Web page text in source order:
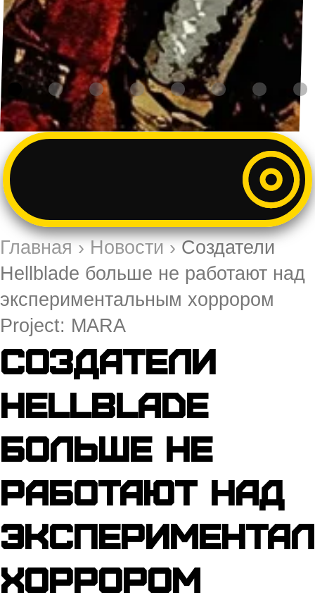
Главная›Новости›Создатели
Hellblade больше не работают над
экспериментальным хоррором
Project: MARA
Создатели
Hellblade
больше не
работают над
хоррором